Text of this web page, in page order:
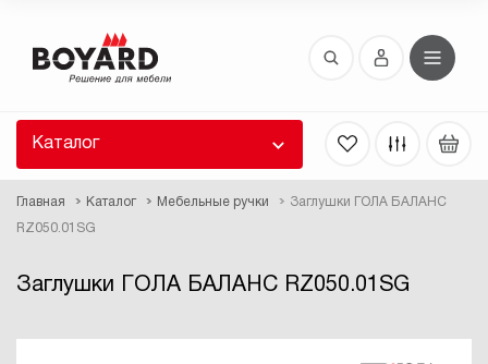
Каталог
Главная Каталог Мебельные ручки Заглушки ГОЛА БАЛАНС
RZ050.01SG
Заглушки ГОЛА БАЛАНС RZ050.01SG
Восстановление пароля
высланы вам по E-Mail.
ссылку для восстановления